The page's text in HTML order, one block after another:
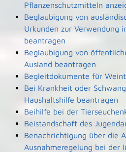
Pflanzenschutzmitteln
Beglaubigung von
Urkunden zur Verwendung
beantragen
Beglaubigung von
Ausland beantragen
Begleitdokumente für
Bei Krankheit oder
Haushaltshilfe beantragen
Beihilfe bei der
Beistandschaft des
Benachrichtigung über die
Ausnahmeregelung bei der